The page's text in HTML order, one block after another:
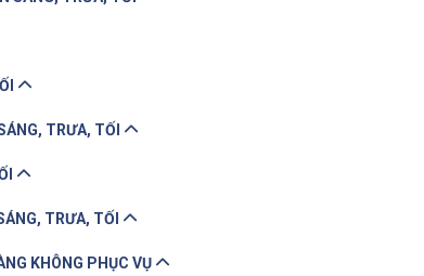
TRƯA, TỐI
TRƯA, TỐI
KHÔNG PHỤC VỤ